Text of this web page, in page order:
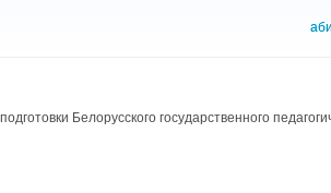
Белорусского государственного